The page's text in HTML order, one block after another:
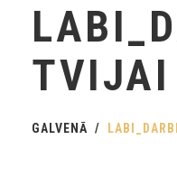
TVIJAI
GALVENĀ